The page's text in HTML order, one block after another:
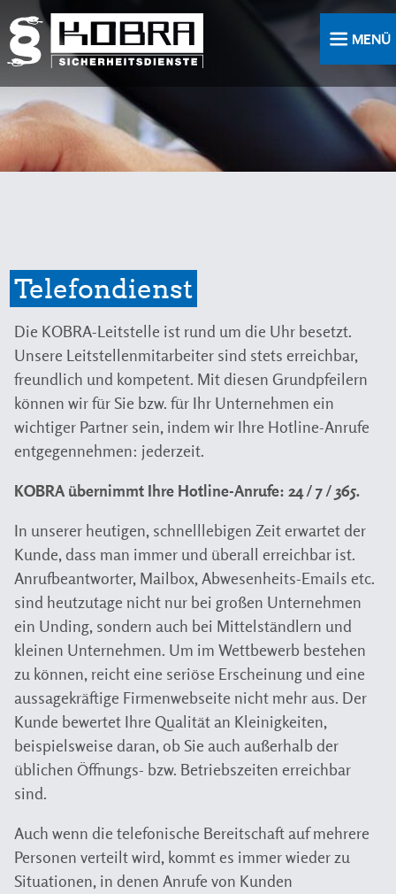
MENÜ
ÖFFNEN
Telefondienst
Die KOBRA-Leitstelle ist rund um die Uhr besetzt.
Unsere Leitstellenmitarbeiter sind stets erreichbar,
freundlich und kompetent. Mit diesen Grundpfeilern
können wir für Sie bzw. für Ihr Unternehmen ein
wichtiger Partner sein, indem wir Ihre Hotline-Anrufe
entgegennehmen: jederzeit.
KOBRA übernimmt Ihre Hotline-Anrufe: 24 / 7 / 365.
In unserer heutigen, schnelllebigen Zeit erwartet der
Kunde, dass man immer und überall erreichbar ist.
Anrufbeantworter, Mailbox, Abwesenheits-Emails etc.
sind heutzutage nicht nur bei großen Unternehmen
ein Unding, sondern auch bei Mittelständlern und
kleinen Unternehmen. Um im Wettbewerb bestehen
zu können, reicht eine seriöse Erscheinung und eine
aussagekräftige Firmenwebseite nicht mehr aus. Der
Kunde bewertet Ihre Qualität an Kleinigkeiten,
beispielsweise daran, ob Sie auch außerhalb der
üblichen Öffnungs- bzw. Betriebszeiten erreichbar
sind.
Auch wenn die telefonische Bereitschaft auf mehrere
Personen verteilt wird, kommt es immer wieder zu
Situationen, in denen Anrufe von Kunden